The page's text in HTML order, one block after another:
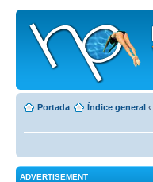
Portada Índice general ‹
ADVERTISEMENT